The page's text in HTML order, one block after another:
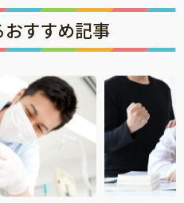
すすめ記事